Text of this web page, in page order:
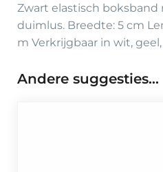
Zwart elastisch
duimlus. Breedte: 5 cm
m Verkrijgbaar in wit,
Andere suggesties…